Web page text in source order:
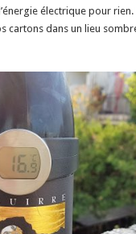
électrique pour
cartons dans un lieu